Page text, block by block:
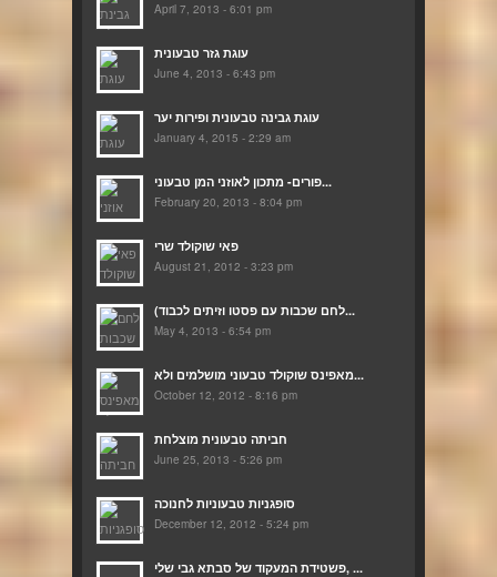
April 7, 2013 - 6:01 pm
עוגת גזר טבעונית
June 4, 2013 - 6:43 pm
עוגת גבינה טבעונית ופירות יער
January 4, 2015 - 2:29 am
פורים- מתכון לאוזני המן טבעוני...
February 20, 2013 - 8:04 pm
פאי שוקולד שרי
August 21, 2012 - 3:23 pm
(לחם שכבות עם פסטו וזיתים לכבוד...
May 4, 2013 - 6:54 pm
מאפינס שוקולד טבעוני מושלמים ולא...
October 12, 2012 - 8:16 pm
חביתה טבעונית מוצלחת
June 25, 2013 - 5:26 pm
סופגניות טבעוניות לחנוכה
December 12, 2012 - 5:24 pm
פשטידת המעקוד של סבתא גבי שלי, ...